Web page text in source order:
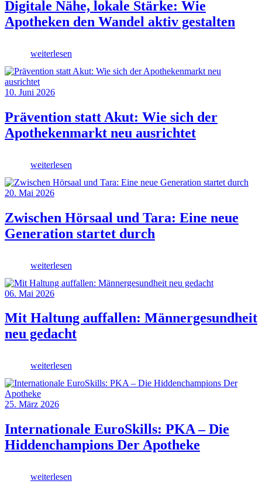
Digitale Nähe, lokale Stärke: Wie
Apotheken den Wandel aktiv gestalten
weiterlesen
10. Juni 2026
Prävention statt Akut: Wie sich der
Apothekenmarkt neu ausrichtet
weiterlesen
20. Mai 2026
Zwischen Hörsaal und Tara: Eine neue
Generation startet durch
weiterlesen
06. Mai 2026
Mit Haltung auffallen: Männergesundheit
neu gedacht
weiterlesen
25. März 2026
Internationale EuroSkills: PKA – Die
Hiddenchampions Der Apotheke
weiterlesen